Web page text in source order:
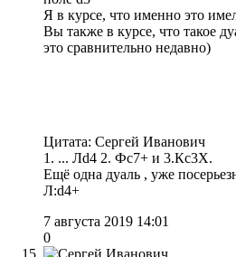
Я в курсе, что именно это
Вы также в курсе, что такое
это сравнительно недавно)
Цитата: Сергей Иванович
1. ... Лd4 2. Фс7+ и 3.Кс3Х.
Ещё одна дуаль , уже
Л:d4+
7 августа 2019 14:01
0